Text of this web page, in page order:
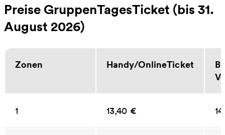
Preise GruppenTagesTicket (bis 31.
August 2026)
Zonen Handy/OnlineTicket
1 13,40 €